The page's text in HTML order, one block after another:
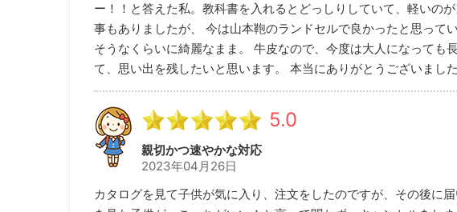
ー！！と答えた私。教科書を入れるとどっしりしていて、軽いの
事もありましたが、 今は山本鞄のランドセルで良かったと思って
そうなくらいに綺麗なまま。 牛皮なので、今度は大人になっても
て、思い出を残したいと思います。 本当にありがとうございました
5.0
親切かつ速やかな対応
2023年04月26日
カタログを見て子供が気に入り、注文をしたのですが、その後に